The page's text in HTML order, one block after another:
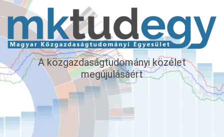
A közgazdaságtudományi közélet
megújulásáért